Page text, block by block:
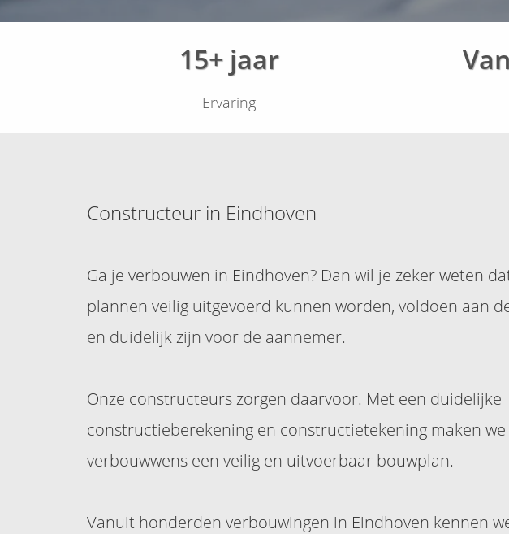
15+ jaar
Ervaring
Constructeur in Eindhoven
Ga je verbouwen in Eindhoven? Dan wil je zeker weten
plannen veilig uitgevoerd kunnen worden, voldoen aan
en duidelijk zijn voor de aannemer.
Onze constructeurs zorgen daarvoor. Met een duidelijke
constructieberekening en constructietekening maken
verbouwwens een veilig en uitvoerbaar bouwplan.
Vanuit honderden verbouwingen in Eindhoven kennen